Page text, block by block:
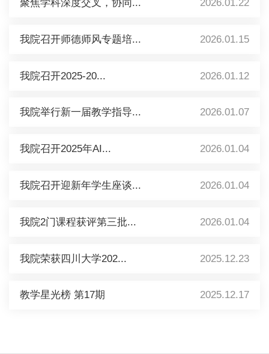
聚焦学科深度交叉，协同... 2026.01.22
我院召开师德师风专题培... 2026.01.15
我院召开2025-20... 2026.01.12
我院举行新一届教学指导... 2026.01.07
我院召开2025年AI... 2026.01.04
我院召开迎新年学生座谈... 2026.01.04
我院2门课程获评第三批... 2026.01.04
我院荣获四川大学202... 2025.12.23
教学星光榜 第17期 2025.12.17